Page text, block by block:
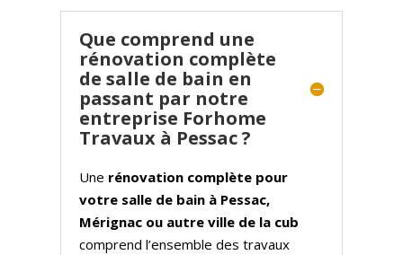
Que comprend une
rénovation complète
de salle de bain en
passant par notre
entreprise Forhome
Travaux à Pessac ?
Une rénovation complète pour
votre salle de bain à Pessac,
Mérignac ou autre ville de la cub
comprend l’ensemble des travaux